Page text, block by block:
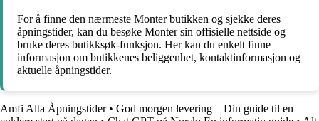
For å finne den nærmeste Monter butikken og sjekke deres
åpningstider, kan du besøke Monter sin offisielle nettside og
bruke deres butikksøk-funksjon. Her kan du enkelt finne
informasjon om butikkenes beliggenhet, kontaktinformasjon og
aktuelle åpningstider.
Amfi Alta Åpningstider• God morgen levering – Din guide til en